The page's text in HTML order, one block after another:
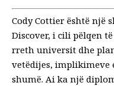
Cody Cottier është një
Discover, i cili pëlqen
rreth universit dhe
vetëdijes, implikimeve
shumë. Ai ka një